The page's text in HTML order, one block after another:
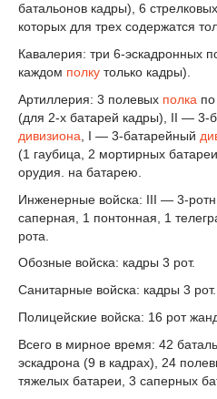
батальонов кадры), 6
которых для трех содержатся
Кавалерия: три 6-эскадронных
каждом полку только кадры).
Артиллерия: 3 полевых полка
(для 2-х батарей кадры), II — 3-
дивизиона , I — 3-батарейный
(1 гаубица, 2 мортирных
орудия. на батарею.
Инженерные войска: III — 3-
саперная, 1 понтонная, 1
рота.
Обозные войска: кадры 3 рот.
Санитарные войска: кадры 3 рот.
Полицейские войска: 16 рот
Всего в мирное время: 42
эскадрона (9 в кадрах), 24
тяжелых батареи, 3 саперных